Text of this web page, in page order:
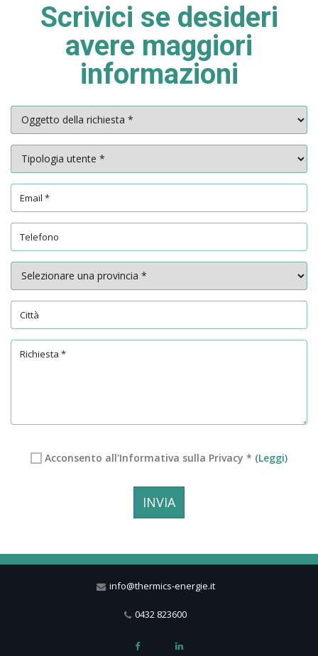
Scrivici se desideri
avere maggiori
informazioni
Acconsento all'Informativa sulla Privacy * (Leggi)
INVIA
info@thermics-energie.it
0432 823600